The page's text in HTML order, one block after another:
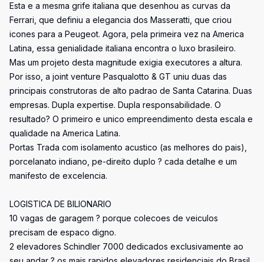
Esta e a mesma grife italiana que desenhou as curvas da
Ferrari, que definiu a elegancia dos Masseratti, que criou
icones para a Peugeot. Agora, pela primeira vez na America
Latina, essa genialidade italiana encontra o luxo brasileiro.
Mas um projeto desta magnitude exigia executores a altura.
Por isso, a joint venture Pasqualotto & GT uniu duas das
principais construtoras de alto padrao de Santa Catarina. Duas
empresas. Dupla expertise. Dupla responsabilidade. O
resultado? O primeiro e unico empreendimento desta escala e
qualidade na America Latina.
Portas Trada com isolamento acustico (as melhores do pais),
porcelanato indiano, pe-direito duplo ? cada detalhe e um
manifesto de excelencia.
LOGISTICA DE BILIONARIO
10 vagas de garagem ? porque colecoes de veiculos
precisam de espaco digno.
2 elevadores Schindler 7000 dedicados exclusivamente ao